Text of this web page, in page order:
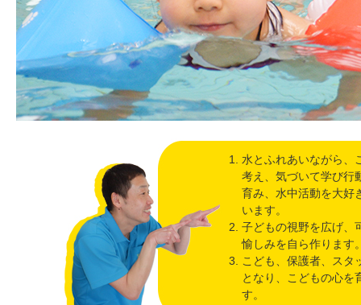
水とふれあいながら、
考え、気づいて学び行
育み、水中活動を大好
います。
子どもの視野を広げ、
愉しみを自ら作ります
こども、保護者、スタ
となり、こどもの心を
す。